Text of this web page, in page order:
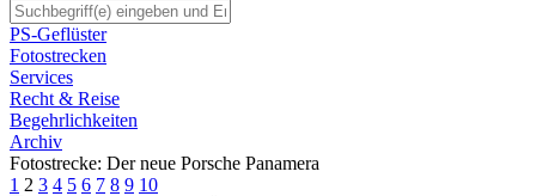
PS-Geflüster
Fotostrecken
Services
Recht & Reise
Begehrlichkeiten
Archiv
Fotostrecke: Der neue Porsche Panamera
1 2 3 4 5 6 7 8 9 10